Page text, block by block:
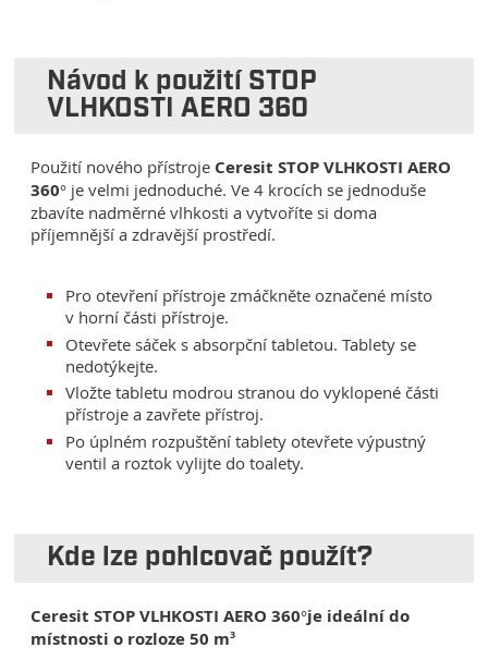
Návod k použití STOP
VLHKOSTI AERO 360
Použití nového přístroje Ceresit STOP VLHKOSTI AERO
360° je velmi jednoduché. Ve 4 krocích se jednoduše
zbavíte nadměrné vlhkosti a vytvoříte si doma
příjemnější a zdravější prostředí.
Pro otevření přístroje zmáčkněte označené místo
v horní části přístroje.
Otevřete sáček s absorpční tabletou. Tablety se
nedotýkejte.
Vložte tabletu modrou stranou do vyklopené části
přístroje a zavřete přístroj.
Po úplném rozpuštění tablety otevřete výpustný
ventil a roztok vylijte do toalety.
Kde lze pohlcovač použít?
Ceresit STOP VLHKOSTI AERO 360°je ideální do
místnosti o rozloze 50 m3